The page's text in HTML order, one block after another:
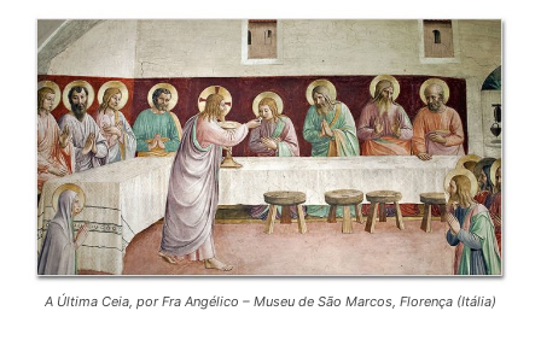
A Última Ceia, por Fra Angélico – Museu de São Marcos, Florença (Itália)